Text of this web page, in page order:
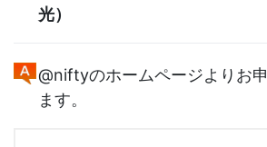
光）
@niftyのホームページよりお
ます。